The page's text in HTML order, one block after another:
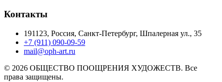
Контакты
191123, Россия, Санкт-Петербург, Шпалерная ул., 35
+7 (911) 090-09-59
mail@oph-art.ru
© 2026 ОБЩЕСТВО ПООЩРЕНИЯ ХУДОЖЕСТВ. Все
права защищены.